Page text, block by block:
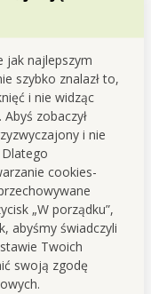
jak najlepszym
szybko znalazł to,
i nie widząc
zobaczył
i nie
cookies-
„W porządku”,
abyśmy świadczyli
Twoich
swoją zgodę
skóry i
na
w pracy,
możliwości
wyjazdy.
DEOTEX® z